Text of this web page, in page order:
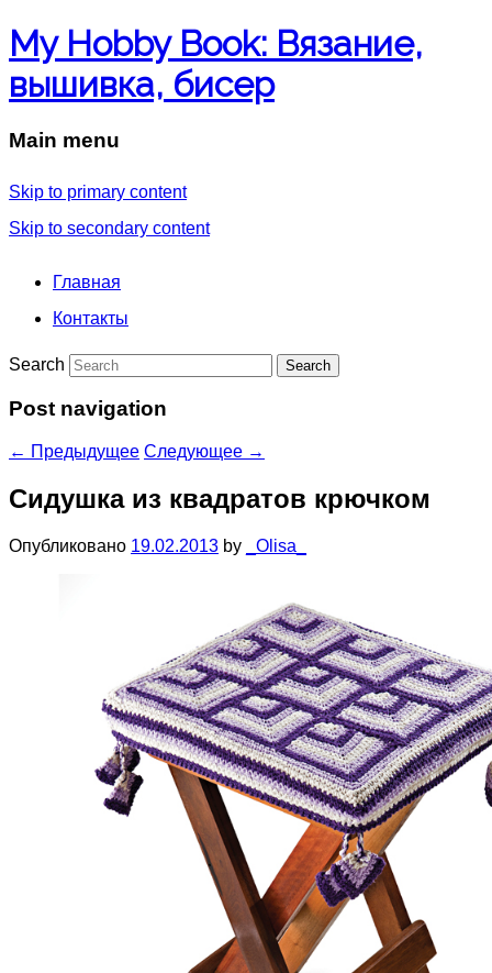
My Hobby Book: Вязание,
вышивка, бисер
Main menu
Skip to primary content
Skip to secondary content
Главная
Контакты
Search
Post navigation
← Предыдущее Следующее →
Сидушка из квадратов крючком
Опубликовано 19.02.2013 by _Olisa_